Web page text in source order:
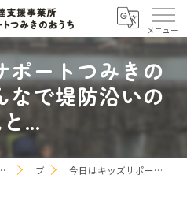
ポートつみきの
なで堤防沿いの
...
業所 キッズサポートつみきのおうち ブログ 今日はキッズサポートつみきのおうちで、みんなで堤防沿いの色と...